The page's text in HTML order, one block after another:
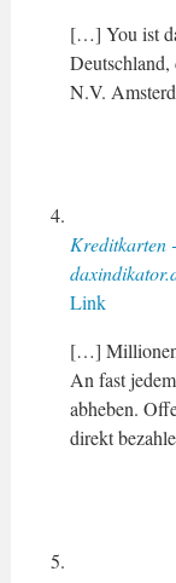
[…] You ist
N.V.
Kreditkarten
Link
[…] Millionen
An fast
abheben.
direkt